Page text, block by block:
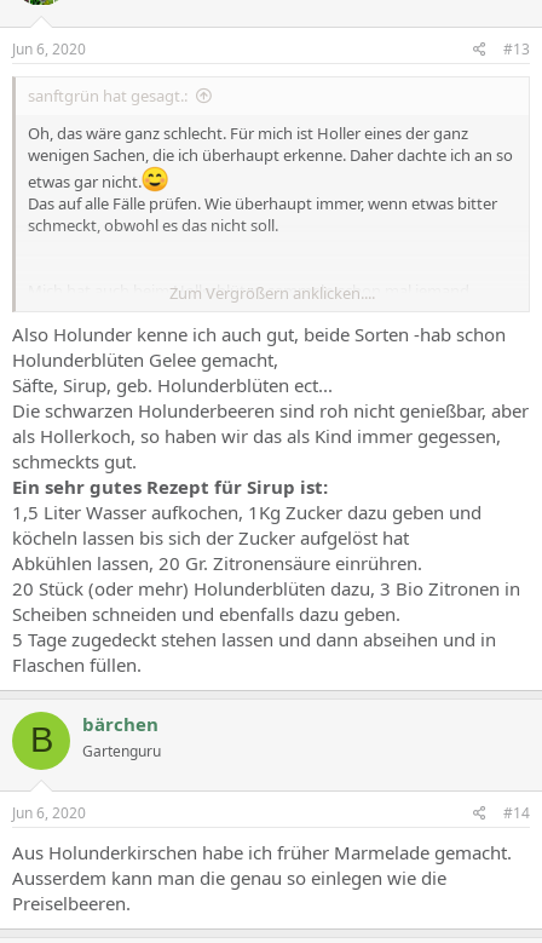
Jun 6, 2020 #13
sanftgrün hat gesagt.:
Oh, das wäre ganz schlecht. Für mich ist Holler eines der ganz
wenigen Sachen, die ich überhaupt erkenne. Daher dachte ich an so
etwas gar nicht.
Das auf alle Fälle prüfen. Wie überhaupt immer, wenn etwas bitter
schmeckt, obwohl es das nicht soll.
Mich hat auch beim Hollerblüten sammeln schon mal jemand
so traue. Nur mit Holler bin ich aufgewachsen, das traue ich mir als
eines der wenigen Sachen sicher zu. Für mich war das damals
seltsam, dass das jemand so nicht kennt. Aber ich glaube in
manchen Gegenden wird vielleicht auch weniger Hollerblütensaft
gemacht/getrunken?
Zum Vergrößern anklicken....
Also Holunder kenne ich auch gut, beide Sorten -hab schon
Holunderblüten Gelee gemacht,
Säfte, Sirup, geb. Holunderblüten ect...
Die schwarzen Holunderbeeren sind roh nicht genießbar, aber
als Hollerkoch, so haben wir das als Kind immer gegessen,
schmeckts gut.
Ein sehr gutes Rezept für Sirup ist:
1,5 Liter Wasser aufkochen, 1Kg Zucker dazu geben und
köcheln lassen bis sich der Zucker aufgelöst hat
Abkühlen lassen, 20 Gr. Zitronensäure einrühren.
20 Stück (oder mehr) Holunderblüten dazu, 3 Bio Zitronen in
Scheiben schneiden und ebenfalls dazu geben.
5 Tage zugedeckt stehen lassen und dann abseihen und in
Flaschen füllen.
B bärchen
Gartenguru
Jun 6, 2020 #14
Aus Holunderkirschen habe ich früher Marmelade gemacht.
Ausserdem kann man die genau so einlegen wie die
Preiselbeeren.